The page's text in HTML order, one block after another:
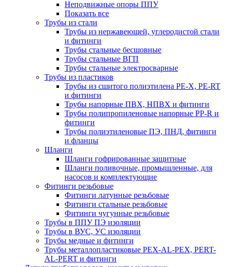
Неподвижные опоры ППУ
Показать все
Трубы из стали
Трубы из нержавеющей, углеродистой стали
и фитинги
Трубы стальные бесшовные
Трубы стальные ВГП
Трубы стальные электросварные
Трубы из пластиков
Трубы из сшитого полиэтилена PE-X, PE-RT
и фитинги
Трубы напорные ПВХ, НПВХ и фитинги
Трубы полипропиленовые напорные PP-R и
фитинги
Трубы полиэтиленовые ПЭ, ПНД, фитинги
и фланцы
Шланги
Шланги гофрированные защитные
Шланги поливочные, промышленные, для
насосов и комплектующие
Фитинги резьбовые
Фитинги латунные резьбовые
Фитинги стальные резьбовые
Фитинги чугунные резьбовые
Трубы в ППУ ПЭ изоляции
Трубы в ВУС, УС изоляции
Трубы медные и фитинги
Трубы металлопластиковые PEX-AL-PEX, PERT-
AL-PERT и фитинги